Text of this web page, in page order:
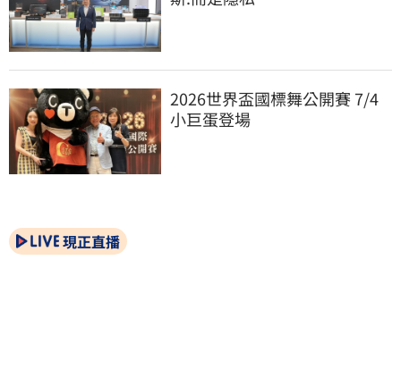
2026世界盃國標舞公開賽 7/4
小巨蛋登場
現正直播